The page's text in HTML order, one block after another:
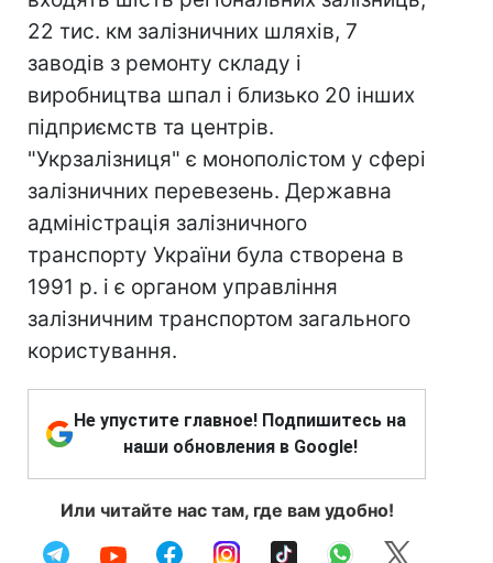
22 тис. км залізничних шляхів, 7
заводів з ремонту складу і
виробництва шпал і близько 20 інших
підприємств та центрів.
"Укрзалізниця" є монополістом у сфері
залізничних перевезень. Державна
адміністрація залізничного
транспорту України була створена в
1991 р. і є органом управління
залізничним транспортом загального
користування.
Не упустите главное! Подпишитесь на
наши обновления в Google!
Или читайте нас там, где вам удобно!